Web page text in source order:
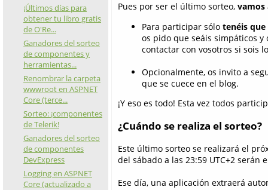
¡Últimos días para
obtener tu libro gratis
de O'Re...
Ganadores del sorteo
de componentes y
herramientas...
Renombrar la carpeta
wwwroot en ASPNET
Core (terce...
Sorteo: ¡componentes
de Telerik!
Ganadores del sorteo
de componentes
DevExpress
Logging en ASPNET
Core (actualizado a
Pues por ser el último sorteo, vamos
Para participar sólo tenéis que
os pido que seáis simpáticos
contactar con vosotros si sois
Opcionalmente, os invito a
que se cuece en el blog.
¡Y eso es todo! Esta vez todos
¿Cuándo se realiza el sorteo?
Este último sorteo se realizará el
del sábado a las 23:59 UTC+2
Ese día, una aplicación extraerá